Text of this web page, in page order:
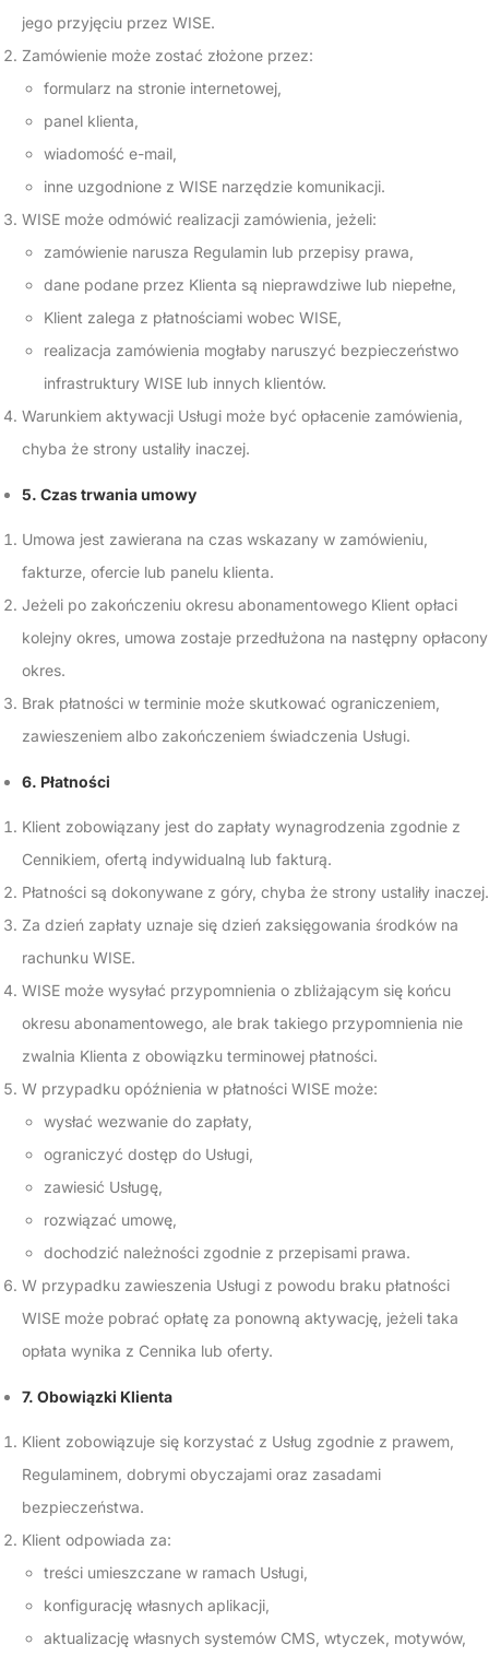
jego przyjęciu przez WISE.
Zamówienie może zostać złożone przez:
formularz na stronie internetowej,
panel klienta,
wiadomość e-mail,
inne uzgodnione z WISE narzędzie komunikacji.
WISE może odmówić realizacji zamówienia, jeżeli:
zamówienie narusza Regulamin lub przepisy prawa,
dane podane przez Klienta są nieprawdziwe lub niepełne,
Klient zalega z płatnościami wobec WISE,
realizacja zamówienia mogłaby naruszyć bezpieczeństwo
infrastruktury WISE lub innych klientów.
Warunkiem aktywacji Usługi może być opłacenie zamówienia,
chyba że strony ustaliły inaczej.
5. Czas trwania umowy
Umowa jest zawierana na czas wskazany w zamówieniu,
fakturze, ofercie lub panelu klienta.
Jeżeli po zakończeniu okresu abonamentowego Klient opłaci
kolejny okres, umowa zostaje przedłużona na następny opłacony
okres.
Brak płatności w terminie może skutkować ograniczeniem,
zawieszeniem albo zakończeniem świadczenia Usługi.
6. Płatności
Klient zobowiązany jest do zapłaty wynagrodzenia zgodnie z
Cennikiem, ofertą indywidualną lub fakturą.
Płatności są dokonywane z góry, chyba że strony ustaliły inaczej.
Za dzień zapłaty uznaje się dzień zaksięgowania środków na
rachunku WISE.
WISE może wysyłać przypomnienia o zbliżającym się końcu
okresu abonamentowego, ale brak takiego przypomnienia nie
zwalnia Klienta z obowiązku terminowej płatności.
W przypadku opóźnienia w płatności WISE może:
wysłać wezwanie do zapłaty,
ograniczyć dostęp do Usługi,
zawiesić Usługę,
rozwiązać umowę,
dochodzić należności zgodnie z przepisami prawa.
W przypadku zawieszenia Usługi z powodu braku płatności
WISE może pobrać opłatę za ponowną aktywację, jeżeli taka
opłata wynika z Cennika lub oferty.
7. Obowiązki Klienta
Klient zobowiązuje się korzystać z Usług zgodnie z prawem,
Regulaminem, dobrymi obyczajami oraz zasadami
bezpieczeństwa.
Klient odpowiada za:
treści umieszczane w ramach Usługi,
konfigurację własnych aplikacji,
aktualizację własnych systemów CMS, wtyczek, motywów,